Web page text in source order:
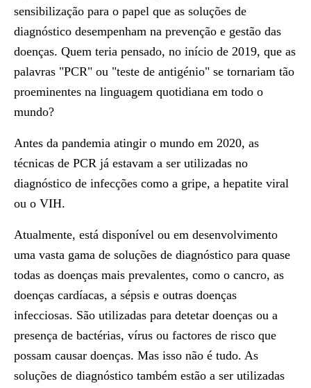
sensibilização para o papel que as soluções de
diagnóstico desempenham na prevenção e gestão das
doenças. Quem teria pensado, no início de 2019, que as
palavras "PCR" ou "teste de antigénio" se tornariam tão
proeminentes na linguagem quotidiana em todo o
mundo?
Antes da pandemia atingir o mundo em 2020, as
técnicas de PCR já estavam a ser utilizadas no
diagnóstico de infecções como a gripe, a hepatite viral
ou o VIH.
Atualmente, está disponível ou em desenvolvimento
uma vasta gama de soluções de diagnóstico para quase
todas as doenças mais prevalentes, como o cancro, as
doenças cardíacas, a sépsis e outras doenças
infecciosas. São utilizadas para detetar doenças ou a
presença de bactérias, vírus ou factores de risco que
possam causar doenças. Mas isso não é tudo. As
soluções de diagnóstico também estão a ser utilizadas